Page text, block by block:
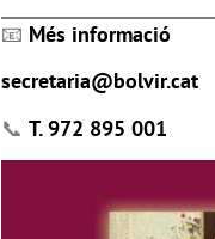
📧 Més informació
secretaria@bolvir.cat
📞 T. 972 895 001